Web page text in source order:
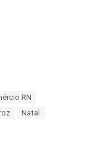
RN
Natal